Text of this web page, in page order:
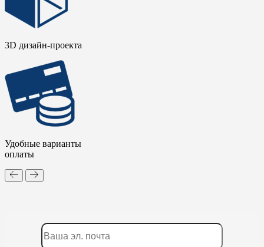
3D дизайн-проекта
Удобные варианты
оплаты